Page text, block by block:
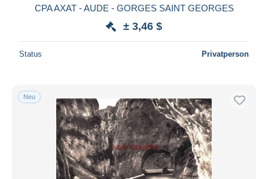
CPA AXAT - AUDE - GORGES SAINT GEORGES
± 3,46 $
Status Privatperson
Neu